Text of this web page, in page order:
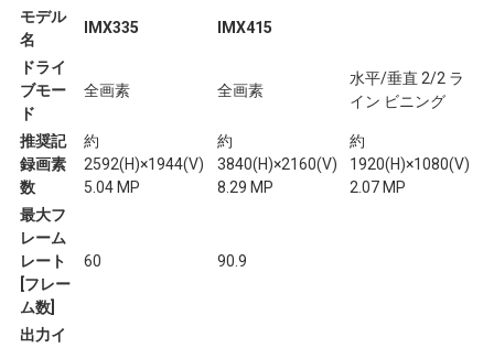
モデル
名
IMX335 IMX415
ドライ
ブモー
ド
全画素 全画素
水平/垂直 2/2 ラ
イン ビニング
推奨記
録画素
数
約
2592(H)×1944(V)
5.04 MP
約
3840(H)×2160(V)
8.29 MP
約
1920(H)×1080(V)
2.07 MP
最大フ
レーム
レート
[フレー
ム数]
60 90.9
出力イ